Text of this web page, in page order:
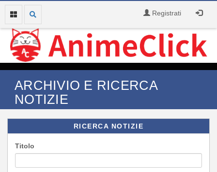
Registrati
ARCHIVIO E RICERCA
NOTIZIE
RICERCA NOTIZIE
Titolo